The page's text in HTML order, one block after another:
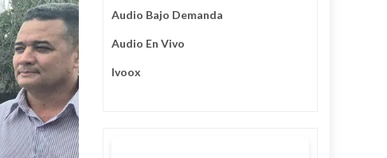
Audio Bajo Demanda
Audio En Vivo
Ivoox